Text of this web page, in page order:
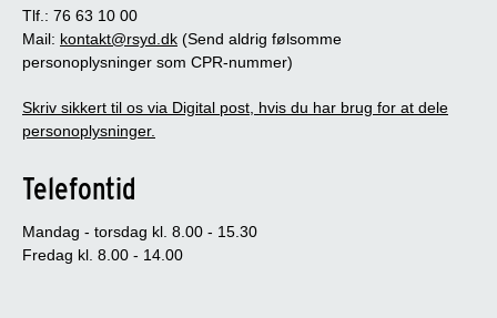
Tlf.: 76 63 10 00
Mail: kontakt@rsyd.dk (Send aldrig følsomme
personoplysninger som CPR-nummer)
Skriv sikkert til os via Digital post, hvis du har brug for at dele
personoplysninger.
Telefontid
Mandag - torsdag kl. 8.00 - 15.30
Fredag kl. 8.00 - 14.00